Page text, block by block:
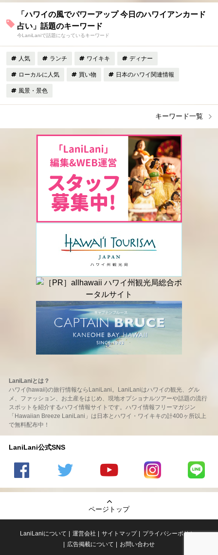
「ハワイの風でパワーアップ 今日のハワイアンカード
占い」話題のキーワード
今LaniLaniで話題になっているキーワード
人気 ランチ ワイキキ ディナー
ローカルに人気 買い物 日本のハワイ関連情報
風景・景色
キーワード一覧
LaniLaniとは？
ハワイ(hawaii)の旅行情報ならLaniLani。LaniLaniはハワイの観光、グル
メ、ファッション、お土産をはじめ、現地オプショナルツアーや話題の流行
スポットを紹介するハワイ情報サイトです。ハワイ情報フリーマガジン
「Hawaiian Breeze LaniLani」は日本とハワイ・ワイキキの計400ヶ所以上
で無料配布中！
LaniLani公式SNS
の
のtwitter
の
Youtube
チャンネ
LaniLani
LaniLani
ページトップ
LaniLaniについて 運営会社 サイトマップ
プライバシーポリシー
広告掲載について
お問い合わせ